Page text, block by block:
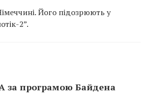
Його підозрюють у
2”.
за програмою Байдена